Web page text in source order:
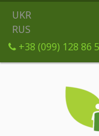
UKR
RUS
+38 (099) 128 86